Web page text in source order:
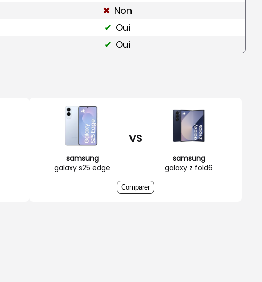
Non
Oui
Oui
samsung
galaxy s25 edge
VS
samsung
galaxy z fold6
Comparer